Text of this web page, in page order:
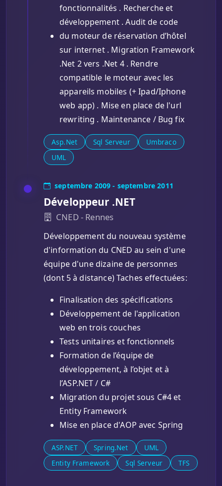
fonctionnalités . Recherche et
développement . Audit de code
du moteur de réservation d’hôtel
sur internet . Migration Framework
.Net 2 vers .Net 4 . Rendre
compatible le moteur avec les
appareils mobiles (+ Ipad/Iphone
web app) . Mise en place de l'url
rewriting . Maintenance / Bug fix
Asp.Net Sql Serveur
Umbraco
UML
septembre 2009 - septembre 2011
Développeur .NET
CNED - Rennes
Développement du nouveau système
d'information du CNED au sein d'une
équipe d'une dizaine de personnes
(dont 5 à distance) Taches effectuées:
Finalisation des spécifications
Développement de l'application
web en trois couches
Tests unitaires et fonctionnels
Formation de l’équipe de
développement, à l’objet et à
l’ASP.NET / C#
Migration du projet sous C#4 et
Entity Framework
Mise en place d'AOP avec Spring
ASP.NET Spring.Net
UML
Entity Framework
Sql Serveur TFS